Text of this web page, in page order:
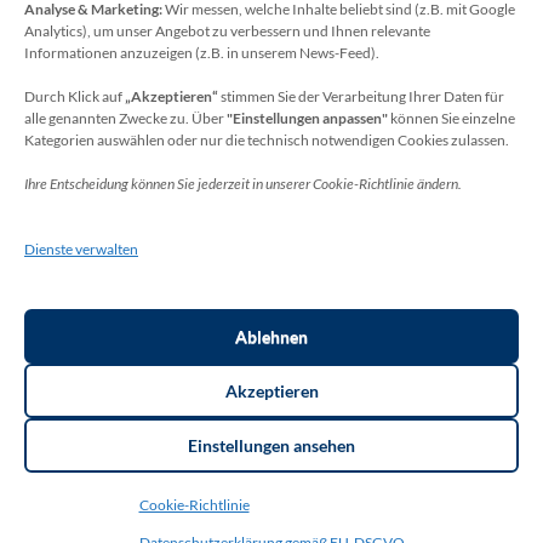
Analyse & Marketing:Wir messen, welche Inhalte beliebt sind (z.B. mit Google
Analytics), um unser Angebot zu verbessern und Ihnen relevante
Informationen anzuzeigen (z.B. in unserem News-Feed).
Durch Klick auf „Akzeptieren“ stimmen Sie der Verarbeitung Ihrer Daten für
alle genannten Zwecke zu. Über"Einstellungen anpassen" können Sie einzelne
Kategorien auswählen oder nur die technisch notwendigen Cookies zulassen.
Ihre Entscheidung können Sie jederzeit in unserer Cookie-Richtlinie ändern.
Dienste verwalten
Akzeptieren
Ablehnen
Einstellungen ansehen
Cookie-Richtlinie
Datenschutzbeauftragter
Sie erreichen unseren Datenschutzbeauftragten
unter:
Wolfgang Dax-Rommswinkel
Kaiser-Wilhelm-Platz 1
Deutschland
E-Mail: datenschutz-schulen[at]rhein-sieg-kreis.de
Education Zone Pro | entwickelt von Rara Themes.